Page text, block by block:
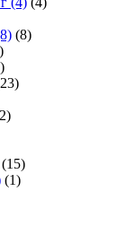
(8)
(15)
(1)